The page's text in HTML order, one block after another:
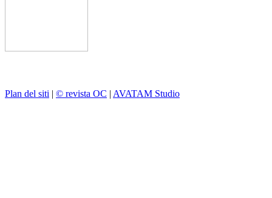
Plan del siti | © revista OC | AVATAM Studio